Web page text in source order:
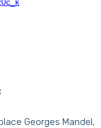
Georges Mandel,